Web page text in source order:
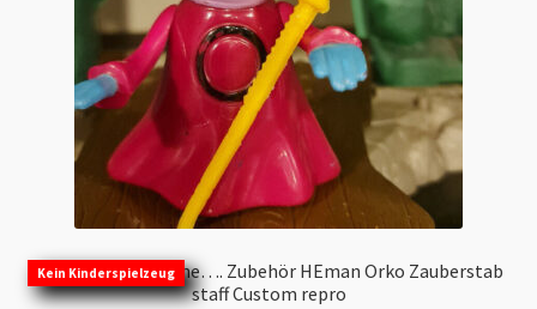
Impressum
Mein Konto
Kasse
Warenkorb
Kasse
Kein Kinderspielzeug
Motu Masters of the…. Zubehör HEman Orko Zauberstab
staff Custom repro